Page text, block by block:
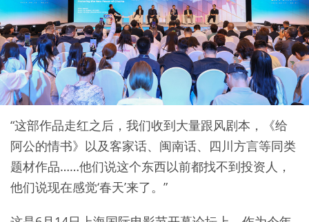
“这部作品走红之后，我们收到大量跟风剧本，《给
阿公的情书》以及客家话、闽南话、四川方言等同类
题材作品……他们说这个东西以前都找不到投资人，
他们说现在感觉‘春天’来了。”